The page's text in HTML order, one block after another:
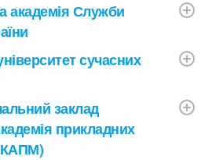
академія Служби
сучасних
заклад
прикладних